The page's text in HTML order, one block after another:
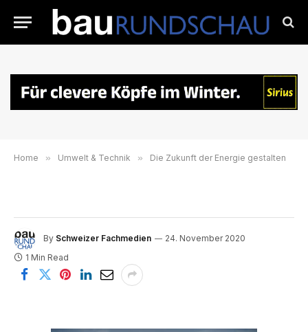
Home » Umwelt & Technik » Die Zukunft der Energie gestalten
By Schweizer Fachmedien
24. November 2020
1 Min Read